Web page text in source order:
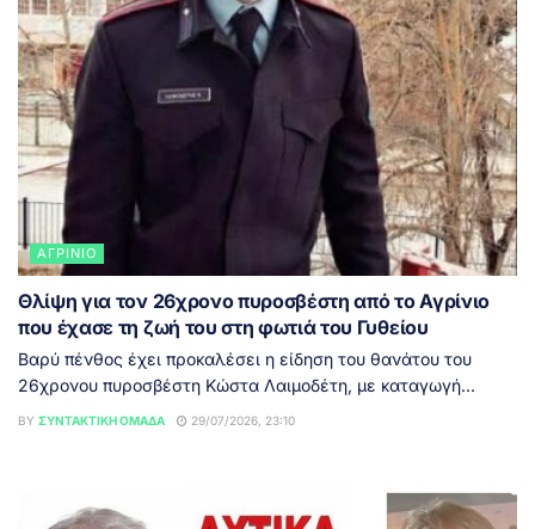
ΑΓΡΊΝΙΟ
Θλίψη για τον 26χρονο πυροσβέστη από το Αγρίνιο
που έχασε τη ζωή του στη φωτιά του Γυθείου
Βαρύ πένθος έχει προκαλέσει η είδηση του θανάτου του
26χρονου πυροσβέστη Κώστα Λαιμοδέτη, με καταγωγή...
BY ΣΥΝΤΑΚΤΙΚΉ ΟΜΆΔΑ 29/07/2026, 23:10